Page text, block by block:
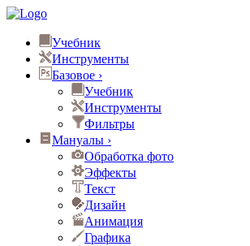
Учебник
Инструменты
Базовое ›
Учебник
Инструменты
Фильтры
Мануалы ›
Обработка фото
Эффекты
Текст
Дизайн
Анимация
Графика